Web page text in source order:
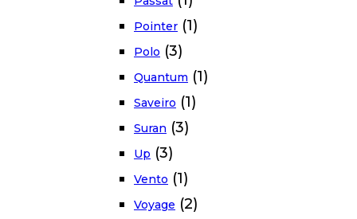
Pointer (1)
Polo (3)
Quantum (1)
Saveiro (1)
Suran (3)
Up (3)
Vento (1)
Voyage (2)